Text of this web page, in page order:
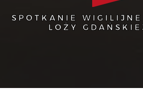
SPOTKANIE
LOŻY